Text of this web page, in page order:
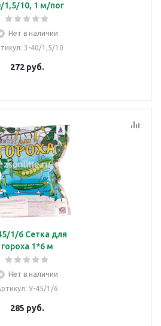
1,5/10, 1 м/пог
Нет в наличии
: 3-40/1,5/10
272 руб.
1/6 Сетка для
гороха 1*6 м
Нет в наличии
: У-45/1/6
285 руб.